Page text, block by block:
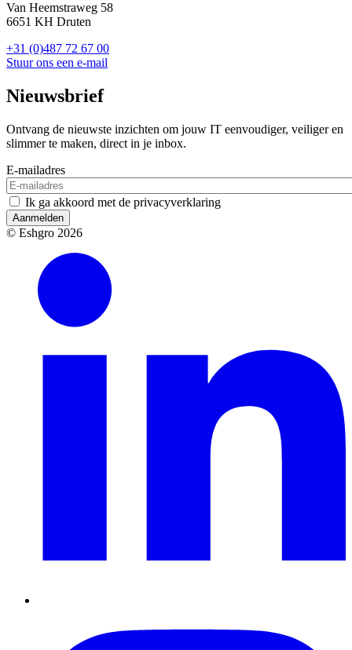
Van Heemstraweg 58
6651 KH Druten
+31 (0)487 72 67 00
Stuur ons een e-mail
Nieuwsbrief
Ontvang de nieuwste inzichten om jouw IT eenvoudiger, veiliger en
slimmer te maken, direct in je inbox.
E-mailadres
Ik ga akkoord met de privacyverklaring
Aanmelden
© Eshgro 2026
Socials